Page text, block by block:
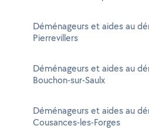
Déménageurs et aides au
Pierrevillers
Déménageurs et aides au
Bouchon-sur-Saulx
Déménageurs et aides au
Cousances-les-Forges